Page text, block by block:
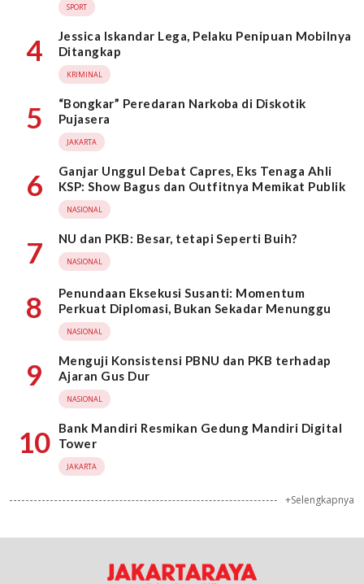
SPORT
4
Jessica Iskandar Lega, Pelaku Penipuan Mobilnya
Ditangkap
KRIMINAL
5
“Bongkar” Peredaran Narkoba di Diskotik
Pujasera
JAKARTA
6
Ganjar Unggul Debat Capres, Eks Tenaga Ahli
KSP: Show Bagus dan Outfitnya Memikat Publik
NASIONAL
7 NU dan PKB: Besar, tetapi Seperti Buih?
NASIONAL
8
Penundaan Eksekusi Susanti: Momentum
Perkuat Diplomasi, Bukan Sekadar Menunggu
NASIONAL
9
Menguji Konsistensi PBNU dan PKB terhadap
Ajaran Gus Dur
NASIONAL
10
Bank Mandiri Resmikan Gedung Mandiri Digital
Tower
JAKARTA
+Selengkapnya